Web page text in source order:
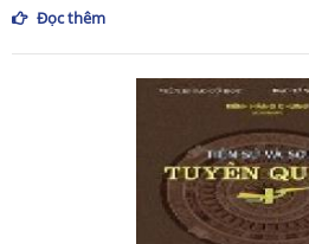
Đọc thêm